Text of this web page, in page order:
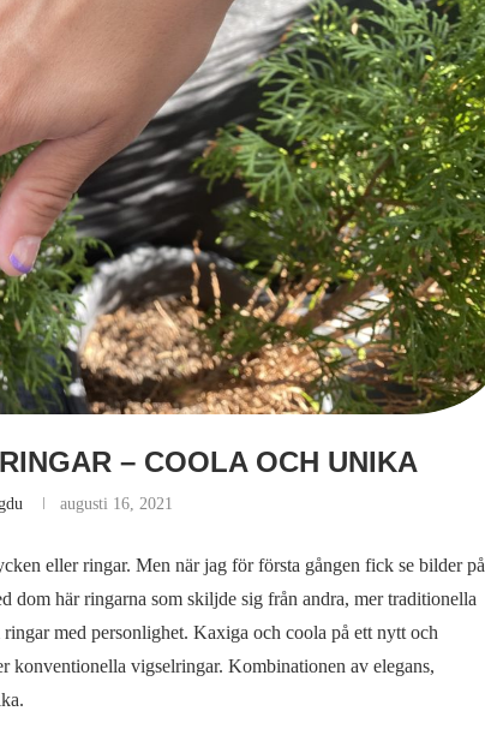
– COOLA OCH UNIKA
augusti 16, 2021
eller ringar. Men när jag för första gången fick se bilder på
dom här ringarna som skiljde sig från andra, mer traditionella
med personlighet. Kaxiga och coola på ett nytt och
konventionella vigselringar. Kombinationen av elegans,